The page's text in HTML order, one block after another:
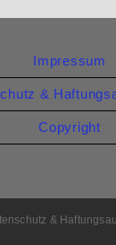
Impressum
&
Copyright
&